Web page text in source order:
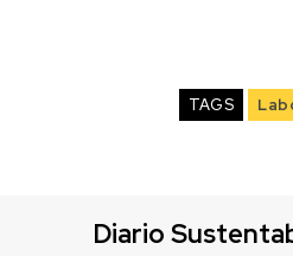
TAGS
Diario